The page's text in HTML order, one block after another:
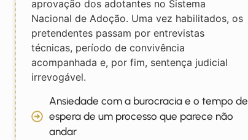
aprovação dos adotantes no Sistema
Nacional de Adoção. Uma vez habilitados, os
pretendentes passam por entrevistas
técnicas, período de convivência
acompanhada e, por fim, sentença judicial
irrevogável.
Ansiedade com a burocracia e o tempo de
espera de um processo que parece não
andar